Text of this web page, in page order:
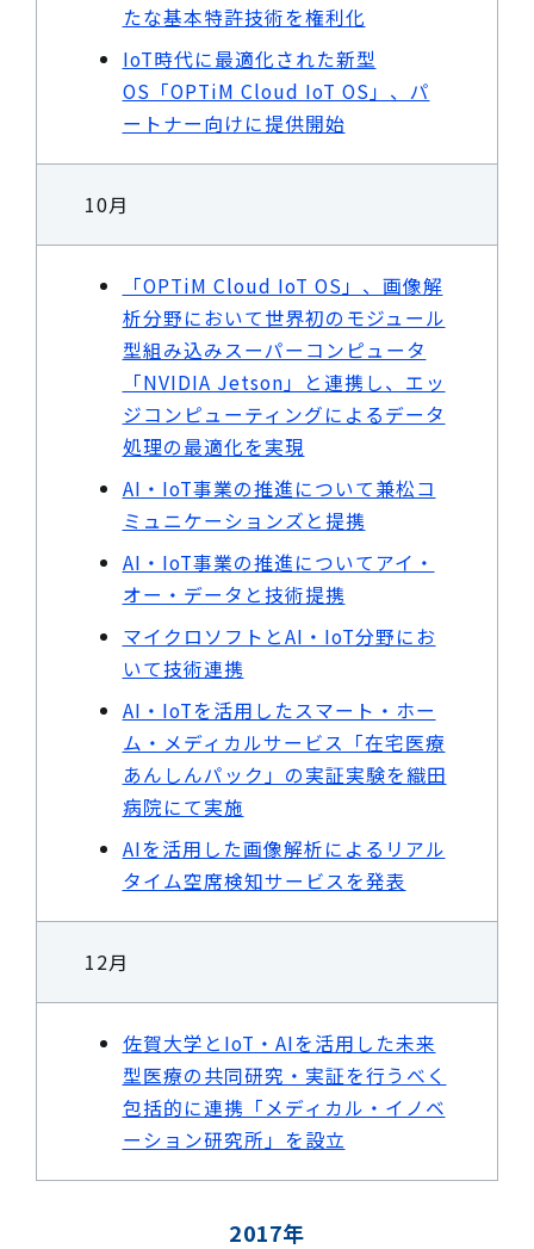
たな基本特許技術を権利化
IoT時代に最適化された新型
OS「OPTiM Cloud IoT OS」、パ
ートナー向けに提供開始
10月
「OPTiM Cloud IoT OS」、画像解
析分野において世界初のモジュール
型組み込みスーパーコンピュータ
「NVIDIA Jetson」と連携し、エッ
ジコンピューティングによるデータ
処理の最適化を実現
AI・IoT事業の推進について兼松コ
ミュニケーションズと提携
AI・IoT事業の推進についてアイ・
オー・データと技術提携
マイクロソフトとAI・IoT分野にお
いて技術連携
AI・IoTを活用したスマート・ホー
ム・メディカルサービス「在宅医療
あんしんパック」の実証実験を織田
病院にて実施
AIを活用した画像解析によるリアル
タイム空席検知サービスを発表
12月
佐賀大学とIoT・AIを活用した未来
型医療の共同研究・実証を行うべく
包括的に連携「メディカル・イノベ
ーション研究所」を設立
2017年